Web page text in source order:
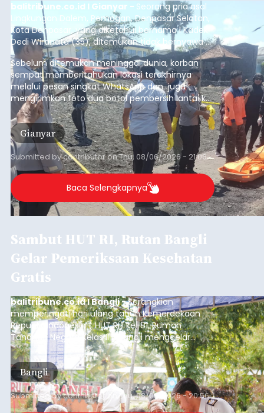
balitribune.co.id I Gianyar - Seorang pria asal
Lingkungan Dalem, Pemogan, Denpasar Selatan,
Kota Denpasar, yang diketahui bernama I Kadek
Dedi Wiranata (35), ditemukan tidak bernyawa di
pesisir Pantai Purnama, Sukawati.
Sebelum ditemukan meninggal dunia, korban
sempat memberitahukan lokasi terakhirnya
melalui pesan singkat WhatsApp dan juga
mengirimkan foto dua botol pembersih lantai ke
istrinya.
Gianyar
Submitted bycontributoronThu, 08/06/2026 - 21:06
Baca Selengkapnya
Sambut HUT RI, Rutan Bangli
Gelar Pemeriksaan Kesehatan
Gratis
balitribune.co.id I Bangli -Serangkian
memperingati hari ulang tahun Kemerdekaan
Republik Indonesia ( HUT RI) ke-81, Rumah
Tahanan Negara Kelas II B Bangli menggelar
kegiatan pemeriksaan kesehatan gratis, Rabu
(6/8/2026).
Bangli
Submitted bycontributor Thu, 08/06/2026 - 20:56